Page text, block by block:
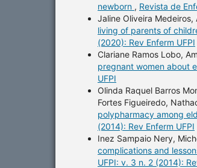
newborn , Revista de
Jaline Oliveira Medeiros,
living of parents of
(2020): Rev Enferm UFPI
Clariane Ramos Lobo,
pregnant women about
UFPI
Olinda Raquel Barros
Fortes Figueiredo,
polypharmacy among
(2014): Rev Enferm UFPI
Inez Sampaio Nery,
complications and
UFPI: v. 3 n. 2 (2014):